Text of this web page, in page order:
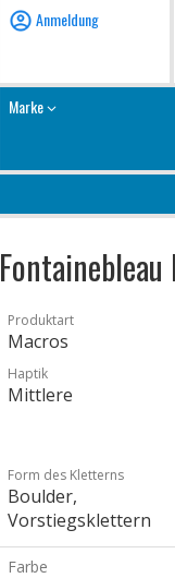
Anmeldung
Marke
Produktart
Macros
Haptik
Mittlere
Form des Kletterns
Boulder,
Vorstiegsklettern
Farbe